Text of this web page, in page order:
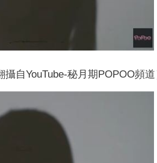
自YouTube-秘月期POPOO頻